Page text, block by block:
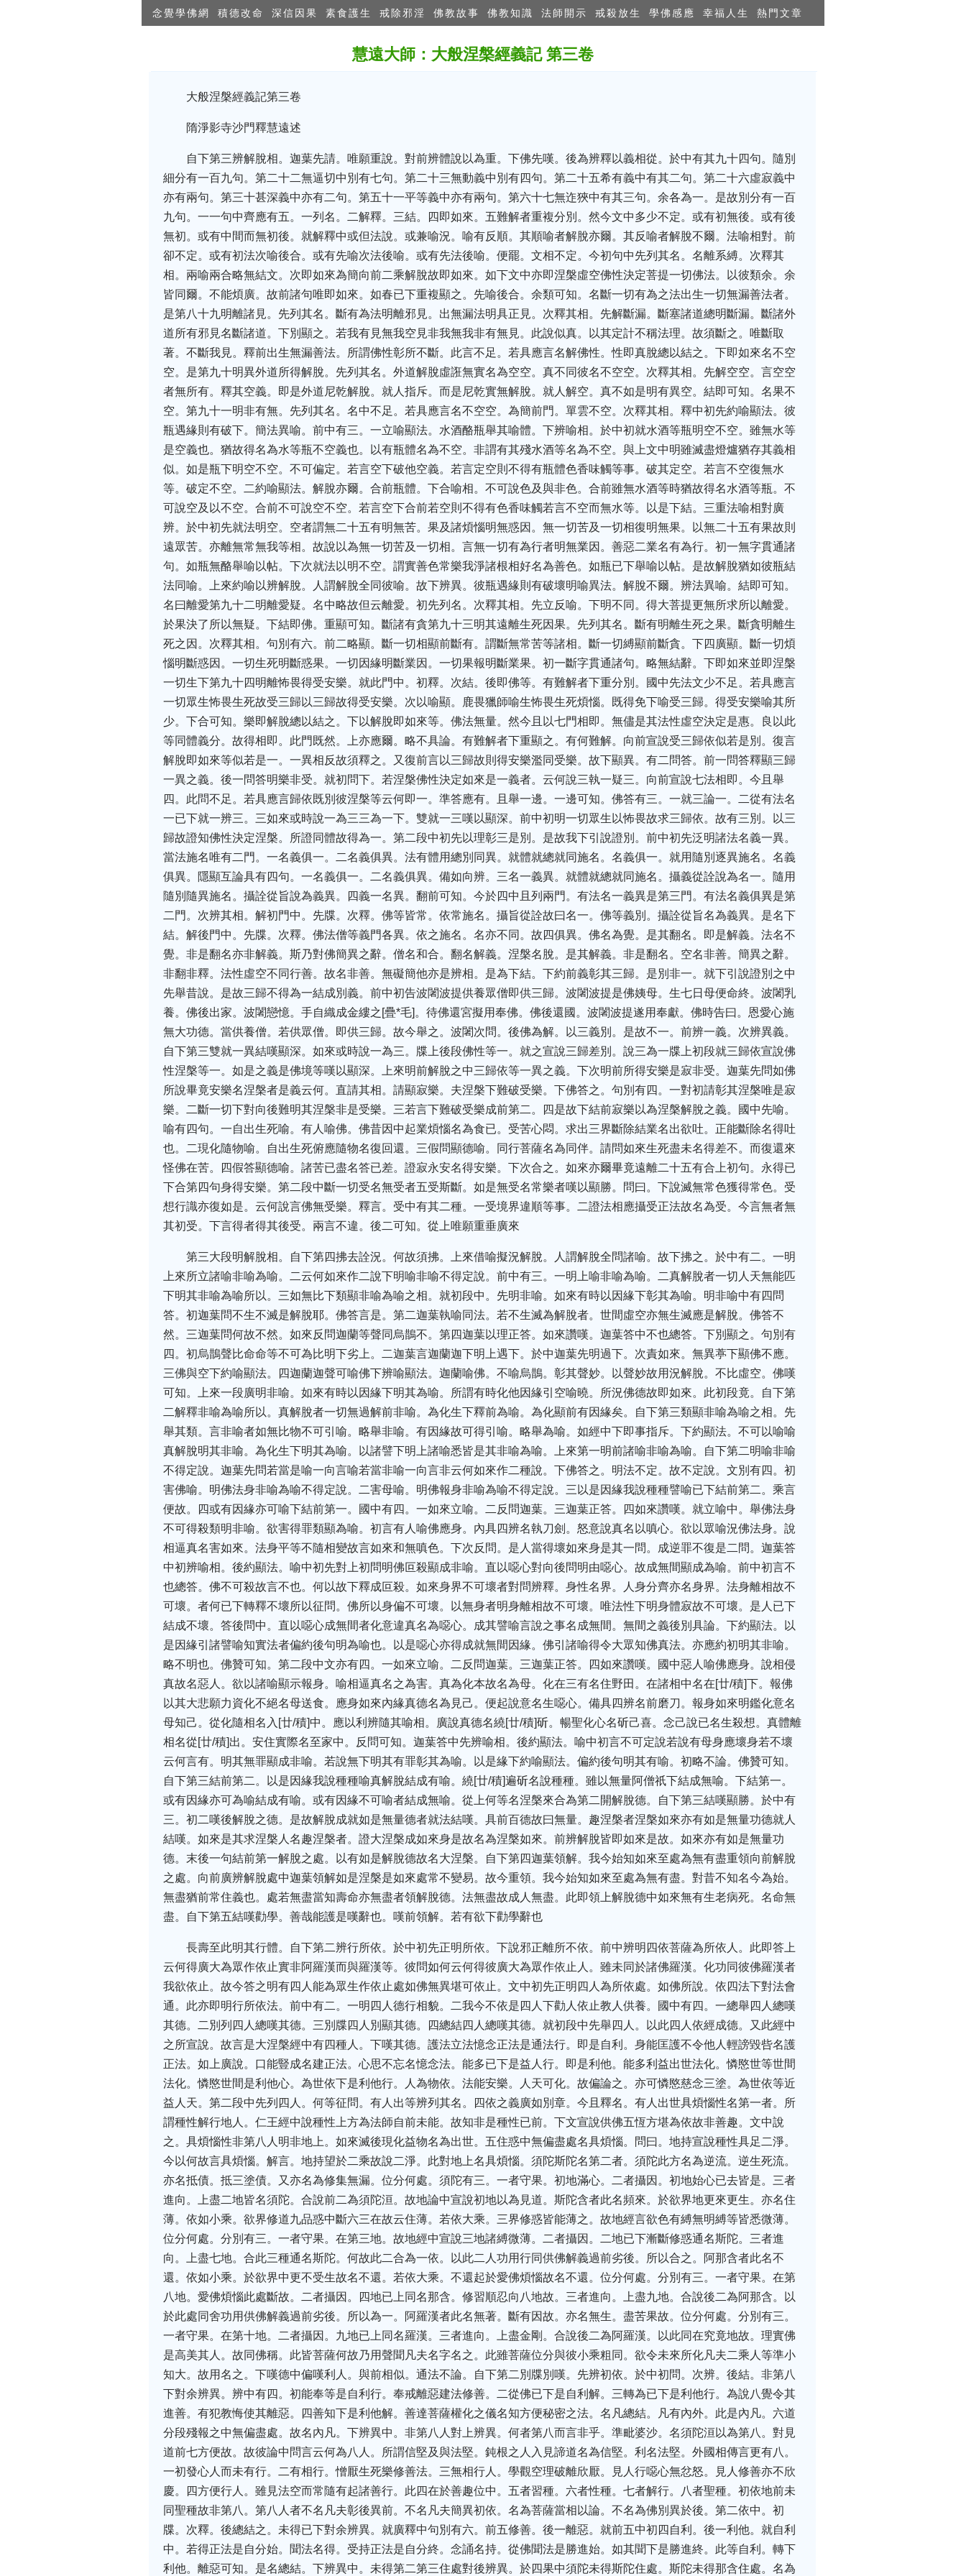
念覺學佛網 積德改命 深信因果 素食護生 戒除邪淫 佛教故事 佛教知識 法師開示 戒殺放生 學佛感應 幸福人生 熱門文章
慧遠大師：大般涅槃經義記 第三卷
大般涅槃經義記第三卷
隋淨影寺沙門釋慧遠述
自下第三辨解脫相。迦葉先請。唯願重說。對前辨體說以為重。下佛先嘆。後為辨釋以義相從。於中有其九十四句。隨別
細分有一百九句。第二十二無逼切中別有七句。第二十三無動義中別有四句。第二十五希有義中有其二句。第二十六虛寂義中
亦有兩句。第三十甚深義中亦有二句。第五十一平等義中亦有兩句。第六十七無迮狹中有其三句。余各為一。是故別分有一百
九句。一一句中齊應有五。一列名。二解釋。三結。四即如來。五難解者重複分別。然今文中多少不定。或有初無後。或有後
無初。或有中間而無初後。就解釋中或但法說。或兼喻況。喻有反順。其順喻者解脫亦爾。其反喻者解脫不爾。法喻相對。前
卻不定。或有初法次喻後合。或有先喻次法後喻。或有先法後喻。便罷。文相不定。今初句中先列其名。名離系縛。次釋其
相。兩喻兩合略無結文。次即如來為簡向前二乘解脫故即如來。如下文中亦即涅槃虛空佛性決定菩提一切佛法。以彼類余。余
皆同爾。不能煩廣。故前諸句唯即如來。如春已下重複顯之。先喻後合。余類可知。名斷一切有為之法出生一切無漏善法者。
是第八十九明離諸見。先列其名。斷有為法明離邪見。出無漏法明具正見。次釋其相。先解斷漏。斷塞諸道總明斷漏。斷諸外
道所有邪見名斷諸道。下別顯之。若我有見無我空見非我無我非有無見。此說似真。以其定計不稱法理。故須斷之。唯斷取
著。不斷我見。釋前出生無漏善法。所謂佛性彰所不斷。此言不足。若具應言名解佛性。性即真脫總以結之。下即如來名不空
空。是第九十明異外道所得解脫。先列其名。外道解脫虛誑無實名為空空。真不同彼名不空空。次釋其相。先解空空。言空空
者無所有。釋其空義。即是外道尼乾解脫。就人指斥。而是尼乾實無解脫。就人解空。真不如是明有異空。結即可知。名果不
空。第九十一明非有無。先列其名。名中不足。若具應言名不空空。為簡前門。單雲不空。次釋其相。釋中初先約喻顯法。彼
瓶遇緣則有破下。簡法異喻。前中有三。一立喻顯法。水酒酪瓶舉其喻體。下辨喻相。於中初就水酒等瓶明空不空。雖無水等
是空義也。猶故得名為水等瓶不空義也。以有瓶體名為不空。非謂有其殘水酒等名為不空。與上文中明雖滅盡燈爐猶存其義相
似。如是瓶下明空不空。不可偏定。若言空下破他空義。若言定空則不得有瓶體色香味觸等事。破其定空。若言不空復無水
等。破定不空。二約喻顯法。解脫亦爾。合前瓶體。下合喻相。不可說色及與非色。合前雖無水酒等時猶故得名水酒等瓶。不
可說空及以不空。合前不可說空不空。若言空下合前若空則不得有色香味觸若言不空而無水等。以是下結。三重法喻相對廣
辨。於中初先就法明空。空者謂無二十五有明無苦。果及諸煩惱明無惑因。無一切苦及一切相復明無果。以無二十五有果故則
遠眾苦。亦離無常無我等相。故說以為無一切苦及一切相。言無一切有為行者明無業因。善惡二業名有為行。初一無字貫通諸
句。如瓶無酪舉喻以帖。下次就法以明不空。謂實善色常樂我淨諸根相好名為善色。如瓶已下舉喻以帖。是故解脫猶如彼瓶結
法同喻。上來約喻以辨解脫。人謂解脫全同彼喻。故下辨異。彼瓶遇緣則有破壞明喻異法。解脫不爾。辨法異喻。結即可知。
名曰離愛第九十二明離愛疑。名中略故但云離愛。初先列名。次釋其相。先立反喻。下明不同。得大菩提更無所求所以離愛。
於果決了所以無疑。下結即佛。重顯可知。斷諸有貪第九十三明其遠離生死因果。先列其名。斷有明離生死之果。斷貪明離生
死之因。次釋其相。句別有六。前二略顯。斷一切相顯前斷有。謂斷無常苦等諸相。斷一切縛顯前斷貪。下四廣顯。斷一切煩
惱明斷惑因。一切生死明斷惑果。一切因緣明斷業因。一切果報明斷業果。初一斷字貫通諸句。略無結辭。下即如來並即涅槃
一切生下第九十四明離怖畏得受安樂。就此門中。初釋。次結。後即佛等。有難解者下重分別。國中先法文少不足。若具應言
一切眾生怖畏生死故受三歸以三歸故得受安樂。次以喻顯。鹿畏獵師喻生怖畏生死煩惱。既得免下喻受三歸。得受安樂喻其所
少。下合可知。樂即解脫總以結之。下以解脫即如來等。佛法無量。然今且以七門相即。無儘是其法性虛空決定是惠。良以此
等同體義分。故得相即。此門既然。上亦應爾。略不具論。有難解者下重顯之。有何難解。向前宣說受三歸依似若是別。復言
解脫即如來等似若是一。一異相反故須釋之。又復前言以三歸故則得安樂濫同受樂。故下顯異。有二問答。前一問答釋顯三歸
一異之義。後一問答明樂非受。就初問下。若涅槃佛性決定如來是一義者。云何說三執一疑三。向前宣說七法相即。今且舉
四。此問不足。若具應言歸依既別彼涅槃等云何即一。準答應有。且舉一邊。一邊可知。佛答有三。一就三論一。二從有法名
一已下就一辨三。三如來或時說一為三三為一下。雙就一三嘆以顯深。前中初明一切眾生以怖畏故求三歸依。故有三別。以三
歸故證知佛性決定涅槃。所證同體故得為一。第二段中初先以理彰三是別。是故我下引說證別。前中初先泛明諸法名義一異。
當法施名唯有二門。一名義俱一。二名義俱異。法有體用總別同異。就體就總就同施名。名義俱一。就用隨別逐異施名。名義
俱異。隱顯互論具有四句。一名義俱一。二名義俱異。備如向辨。三名一義異。就體就總就同施名。攝義從詮說為名一。隨用
隨別隨異施名。攝詮從旨說為義異。四義一名異。翻前可知。今於四中且列兩門。有法名一義異是第三門。有法名義俱異是第
二門。次辨其相。解初門中。先牒。次釋。佛等皆常。依常施名。攝旨從詮故曰名一。佛等義別。攝詮從旨名為義異。是名下
結。解後門中。先牒。次釋。佛法僧等義門各異。依之施名。名亦不同。故四俱異。佛名為覺。是其翻名。即是解義。法名不
覺。非是翻名亦非解義。斯乃對佛簡異之辭。僧名和合。翻名解義。涅槃名脫。是其解義。非是翻名。空名非善。簡異之辭。
非翻非釋。法性虛空不同行善。故名非善。無礙簡他亦是辨相。是為下結。下約前義彰其三歸。是別非一。就下引說證別之中
先舉昔說。是故三歸不得為一結成別義。前中初告波闍波提供養眾僧即供三歸。波闍波提是佛姨母。生七日母便命終。波闍乳
養。佛後出家。波闍戀憶。手自織成金縷之[疊*毛]。待佛還宮擬用奉佛。佛後還國。波闍波提遂用奉獻。佛時告曰。恩愛心施
無大功德。當供養僧。若供眾僧。即供三歸。故今舉之。波闍次問。後佛為解。以三義別。是故不一。前辨一義。次辨異義。
自下第三雙就一異結嘆顯深。如來或時說一為三。牒上後段佛性等一。就之宣說三歸差別。說三為一牒上初段就三歸依宣說佛
性涅槃等一。如是之義是佛境等嘆以顯深。上來明前解脫之中三歸依等一異之義。下次明前所得安樂是寂非受。迦葉先問如佛
所說畢竟安樂名涅槃者是義云何。直請其相。請顯寂樂。夫涅槃下難破受樂。下佛答之。句別有四。一對初請彰其涅槃唯是寂
樂。二斷一切下對向後難明其涅槃非是受樂。三若言下難破受樂成前第二。四是故下結前寂樂以為涅槃解脫之義。國中先喻。
喻有四句。一自出生死喻。有人喻佛。佛昔因中起業煩惱名為食已。受苦心悶。求出三界斷除結業名出欲吐。正能斷除名得吐
也。二現化隨物喻。自出生死俯應隨物名復回還。三假問顯德喻。同行菩薩名為同伴。請問如來生死盡未名得差不。而復還來
怪佛在苦。四假答顯德喻。諸苦已盡名答已差。證寂永安名得安樂。下次合之。如來亦爾畢竟遠離二十五有合上初句。永得已
下合第四句身得安樂。第二段中斷一切受名無受者五受斯斷。如是無受名常樂者嘆以顯勝。問曰。下說滅無常色獲得常色。受
想行識亦復如是。云何說言佛無受樂。釋言。受中有其二種。一受境界違順等事。二證法相應攝受正法故名為受。今言無者無
其初受。下言得者得其後受。兩言不違。後二可知。從上唯願重垂廣來
第三大段明解脫相。自下第四拂去詮況。何故須拂。上來借喻擬況解脫。人謂解脫全問諸喻。故下拂之。於中有二。一明
上來所立諸喻非喻為喻。二云何如來作二說下明喻非喻不得定說。前中有三。一明上喻非喻為喻。二真解脫者一切人天無能匹
下明其非喻為喻所以。三如無比下類顯非喻為喻之相。就初段中。先明非喻。如來有時以因緣下彰其為喻。明非喻中有四問
答。初迦葉問不生不滅是解脫耶。佛答言是。第二迦葉執喻同法。若不生滅為解脫者。世間虛空亦無生滅應是解脫。佛答不
然。三迦葉問何故不然。如來反問迦蘭等聲同烏鵲不。第四迦葉以理正答。如來讚嘆。迦葉答中不也總答。下別顯之。句別有
四。初烏鵲聲比命命等不可為比明下劣上。二迦葉言迦蘭迦下明上遇下。於中迦葉先明過下。次責如來。無異葶下顯佛不應。
三佛與空下約喻顯法。四迦蘭迦聲可喻佛下辨喻顯法。迦蘭喻佛。不喻烏鵲。彰其聲妙。以聲妙故用況解脫。不比虛空。佛嘆
可知。上來一段廣明非喻。如來有時以因緣下明其為喻。所謂有時化他因緣引空喻曉。所況佛德故即如來。此初段竟。自下第
二解釋非喻為喻所以。真解脫者一切無過解前非喻。為化生下釋前為喻。為化顯前有因緣矣。自下第三類顯非喻為喻之相。先
舉其類。言非喻者如無比物不可引喻。略舉非喻。有因緣故可得引喻。略舉為喻。如經中下即事指斥。下約顯法。不可以喻喻
真解脫明其非喻。為化生下明其為喻。以諸譬下明上諸喻悉皆是其非喻為喻。上來第一明前諸喻非喻為喻。自下第二明喻非喻
不得定說。迦葉先問若當是喻一向言喻若當非喻一向言非云何如來作二種說。下佛答之。明法不定。故不定說。文別有四。初
害佛喻。明佛法身非喻為喻不得定說。二害母喻。明佛報身非喻為喻不得定說。三以是因緣我說種種譬喻已下結前第二。乘言
便故。四或有因緣亦可喻下結前第一。國中有四。一如來立喻。二反問迦葉。三迦葉正答。四如來讚嘆。就立喻中。舉佛法身
不可得殺類明非喻。欲害得罪類顯為喻。初言有人喻佛應身。內具四辨名執刀劍。怒意說真名以嗔心。欲以眾喻況佛法身。說
相逼真名害如來。法身平等不隨相變故言如來和無嗔色。下次反問。是人當得壞如來身是其一問。成逆罪不復是二問。迦葉答
中初辨喻相。後約顯法。喻中初先對上初問明佛叵殺顯成非喻。直以噁心對向後問明由噁心。故成無間顯成為喻。前中初言不
也總答。佛不可殺故言不也。何以故下釋成叵殺。如來身界不可壞者對問辨釋。身性名界。人身分齊亦名身界。法身離相故不
可壞。者何已下轉釋不壞所以征問。佛所以身偏不可壞。以無身者明身離相故不可壞。唯法性下明身體寂故不可壞。是人已下
結成不壞。答後問中。直以噁心成無間者化意違真名為噁心。成其譬喻言說之事名成無間。無間之義後別具論。下約顯法。以
是因緣引諸譬喻知實法者偏約後句明為喻也。以是噁心亦得成就無間因緣。佛引諸喻得令大眾知佛真法。亦應約初明其非喻。
略不明也。佛贊可知。第二段中文亦有四。一如來立喻。二反問迦葉。三迦葉正答。四如來讚嘆。國中惡人喻佛應身。說相侵
真故名惡人。欲以諸喻顯示報身。喻相逼真名之為害。真為化本故名為母。化在三有名住野田。在諸相中名在[廿/積]下。報佛
以其大悲願力資化不絕名母送食。應身如來內緣真德名為見己。便起說意名生噁心。備具四辨名前磨刀。報身如來明鑑化意名
母知己。從化隨相名入[廿/積]中。應以利辨隨其喻相。廣說真德名繞[廿/積]斫。暢聖化心名斫己喜。念己說已名生殺想。真體離
相名從[廿/積]出。安住實際名至家中。反問可知。迦葉答中先辨喻相。後約顯法。喻中初言不可定說若說有母身應壞身若不壞
云何言有。明其無罪顯成非喻。若說無下明其有罪彰其為喻。以是緣下約喻顯法。偏約後句明其有喻。初略不論。佛贊可知。
自下第三結前第二。以是因緣我說種種喻真解脫結成有喻。繞[廿/積]遍斫名說種種。雖以無量阿僧祇下結成無喻。下結第一。
或有因緣亦可為喻結成有喻。或有因緣不可喻者結成無喻。從上何等名涅槃來合為第二開解脫德。自下第三結嘆顯勝。於中有
三。初二嘆後解脫之德。是故解脫成就如是無量德者就法結嘆。具前百德故曰無量。趣涅槃者涅槃如來亦有如是無量功德就人
結嘆。如來是其求涅槃人名趣涅槃者。證大涅槃成如來身是故名為涅槃如來。前辨解脫皆即如來是故。如來亦有如是無量功
德。末後一句結前第一解脫之處。以有如是解脫德故名大涅槃。自下第四迦葉領解。我今始知如來至處為無有盡重領向前解脫
之處。向前廣辨解脫處中迦葉領解如是涅槃是如來處常不變易。故今重領。我今始知如來至處為無有盡。對昔不知名今為始。
無盡猶前常住義也。處若無盡當知壽命亦無盡者領解脫德。法無盡故成人無盡。此即領上解脫德中如來無有生老病死。名命無
盡。自下第五結嘆勸學。善哉能護是嘆辭也。嘆前領解。若有欲下勸學辭也
長壽至此明其行體。自下第二辨行所依。於中初先正明所依。下說邪正離所不依。前中辨明四依菩薩為所依人。此即答上
云何得廣大為眾作依止實非阿羅漢而與羅漢等。彼問如何云何得彼廣大為眾作依止人。雖未同於諸佛羅漢。化功同彼佛羅漢者
我欲依止。故今答之明有四人能為眾生作依止處如佛無異堪可依止。文中初先正明四人為所依處。如佛所說。依四法下對法會
通。此亦即明行所依法。前中有二。一明四人德行相貌。二我今不依是四人下勸人依止教人供養。國中有四。一總舉四人總嘆
其德。二別列四人總嘆其德。三別牒四人別顯其德。四總結四人總嘆其德。就初段中先舉四人。以此四人依經成德。又此經中
之所宣說。故言是大涅槃經中有四種人。下嘆其德。護法立法憶念正法是通法行。即是自利。身能匡護不令他人輕謗毀呰名護
正法。如上廣說。口能豎成名建正法。心思不忘名憶念法。能多已下是益人行。即是利他。能多利益出世法化。憐愍世等世間
法化。憐愍世間是利他心。為世依下是利他行。人為物依。法能安樂。人天可化。故偏論之。亦可憐愍慈念三塗。為世依等近
益人天。第二段中先列四人。何等征問。有人出等辨列其名。四依之義廣如別章。今且釋名。有人出世具煩惱性名第一者。所
謂種性解行地人。仁王經中說種性上方為法師自前未能。故知非是種性已前。下文宣說供佛五恆方堪為依故非善趣。文中說
之。具煩惱性非第八人明非地上。如來滅後現化益物名為出世。五住惑中無偏盡處名具煩惱。問曰。地持宣說種性具足二淨。
今以何故言具煩惱。解言。地持望於二乘故說二淨。此對地上名具煩惱。須陀斯陀名第二者。須陀此方名為逆流。逆生死流。
亦名抵債。抵三塗債。又亦名為修集無漏。位分何處。須陀有三。一者守果。初地滿心。二者攝因。初地始心已去皆是。三者
進向。上盡二地皆名須陀。合說前二為須陀洹。故地論中宣說初地以為見道。斯陀含者此名頻來。於欲界地更來更生。亦名住
薄。依如小乘。欲界修道九品惑中斷六三在故云住薄。若依大乘。三界修惑皆能薄之。故地經言欲色有縛無明縛等皆悉微薄。
位分何處。分別有三。一者守果。在第三地。故地經中宣說三地諸縛微薄。二者攝因。二地已下漸斷修惑通名斯陀。三者進
向。上盡七地。合此三種通名斯陀。何故此二合為一依。以此二人功用行同供佛解義過前劣後。所以合之。阿那含者此名不
還。依如小乘。於欲界中更不受生故名不還。若依大乘。不還起於愛佛煩惱故名不還。位分何處。分別有三。一者守果。在第
八地。愛佛煩惱此處斷故。二者攝因。四地已上同名那含。修習順忍向八地故。三者進向。上盡九地。合說後二為阿那含。以
於此處同舍功用供佛解義過前劣後。所以為一。阿羅漢者此名無著。斷有因故。亦名無生。盡苦果故。位分何處。分別有三。
一者守果。在第十地。二者攝因。九地已上同名羅漢。三者進向。上盡金剛。合說後二為阿羅漢。以此同在究竟地故。理實佛
是高美其人。故同佛稱。此皆菩薩何故乃用聲聞凡夫名字名之。此雖菩薩位分與彼小乘粗同。欲令未來所化凡夫二乘人等準小
知大。故用名之。下嘆德中偏嘆利人。與前相似。通法不論。自下第二別牒別嘆。先辨初依。於中初問。次辨。後結。非第八
下對余辨異。辨中有四。初能奉等是自利行。奉戒離惡建法修善。二從佛已下是自利解。三轉為已下是利他行。為說八覺令其
進善。有犯教悔使其離惡。四善知下是利他解。善達菩薩權化之儀名知方便秘密之法。名凡總結。凡有內外。此是內凡。六道
分段殘報之中無偏盡處。故名內凡。下辨異中。非第八人對上辨異。何者第八而言非乎。準毗婆沙。名須陀洹以為第八。對見
道前七方便故。故彼論中問言云何為八人。所謂信堅及與法堅。鈍根之人入見諦道名為信堅。利名法堅。外國相傳言更有八。
一初發心人而未有行。二有相行。憎厭生死樂修善法。三無相行人。學觀空理破離欣厭。見人行噁心無忿怒。見人修善亦不欣
慶。四方便行人。雖見法空而常隨有起諸善行。此四在於善趣位中。五者習種。六者性種。七者解行。八者聖種。初依地前未
同聖種故非第八。第八人者不名凡夫彰後異前。不名凡夫簡異初依。名為菩薩當相以論。不名為佛別異於後。第二依中。初
牒。次釋。後總結之。未得已下對余辨異。就廣釋中句別有六。前五修善。後一離惡。就前五中初四自利。後一利他。就自利
中。若得正法是自分始。聞法名得。受持正法是自分終。念誦名持。從佛聞法是勝進始。如其聞下是勝進終。此等自利。轉下
利他。離惡可知。是名總結。下辨異中。未得第二第三住處對後辨異。於四果中須陀未得斯陀住處。斯陀未得那含住處。名為